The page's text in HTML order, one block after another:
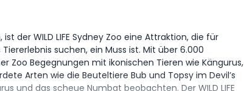
der WILD LIFE Sydney Zoo eine Attraktion, die für
suchen, ein Muss ist. Mit über 6.000
Zoo Begegnungen mit ikonischen Tieren wie Kängurus,
Arten wie die Beuteltiere Bub und Topsy im Devil’s
und das scheue Numbat beobachten. Der WILD LIFE